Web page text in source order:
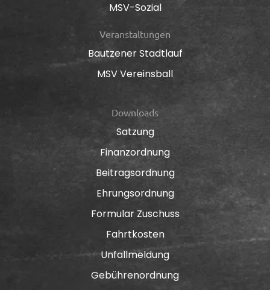
MSV-Sozial
Veranstaltungen
Bautzener Stadtlauf
MSV Vereinsball
Downloads
Satzung
Finanzordnung
Beitragsordnung
Ehrungsordnung
Formular Zuschuss
Fahrtkosten
Unfallmeldung
Gebührenordnung